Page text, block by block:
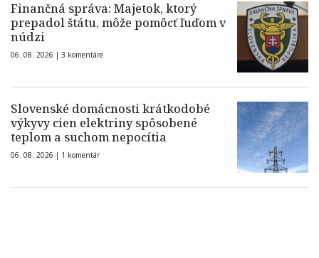
Finančná správa: Majetok, ktorý
prepadol štátu, môže pomôcť ľuďom v
núdzi
06. 08. 2026 | 3 komentáre
Slovenské domácnosti krátkodobé
výkyvy cien elektriny spôsobené
teplom a suchom nepocítia
06. 08. 2026 | 1 komentár